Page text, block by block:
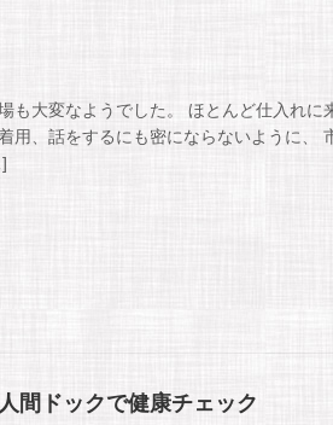
も大変なようでした。 ほとんど仕入れに
用、話をするにも密にならないように、
間ドックで健康チェック